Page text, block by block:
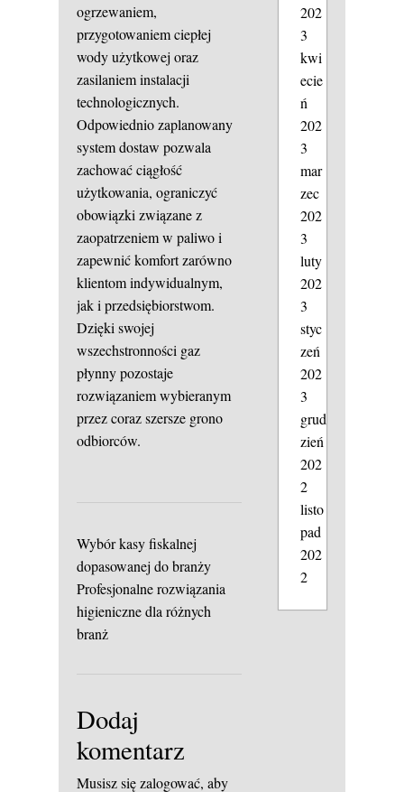
ogrzewaniem,
przygotowaniem ciepłej
wody użytkowej oraz
zasilaniem instalacji
technologicznych.
Odpowiednio zaplanowany
system dostaw pozwala
zachować ciągłość
użytkowania, ograniczyć
obowiązki związane z
zaopatrzeniem w paliwo i
zapewnić komfort zarówno
klientom indywidualnym,
jak i przedsiębiorstwom.
Dzięki swojej
wszechstronności gaz
płynny pozostaje
rozwiązaniem wybieranym
przez coraz szersze grono
odbiorców.
Wybór kasy fiskalnej
dopasowanej do branży
Profesjonalne rozwiązania
higieniczne dla różnych
branż
Dodaj
komentarz
Musisz sięzalogować, aby
202
3
kwi
ecie
ń
202
3
mar
zec
202
3
luty
202
3
styc
zeń
202
3
grud
zień
202
2
listo
pad
202
2